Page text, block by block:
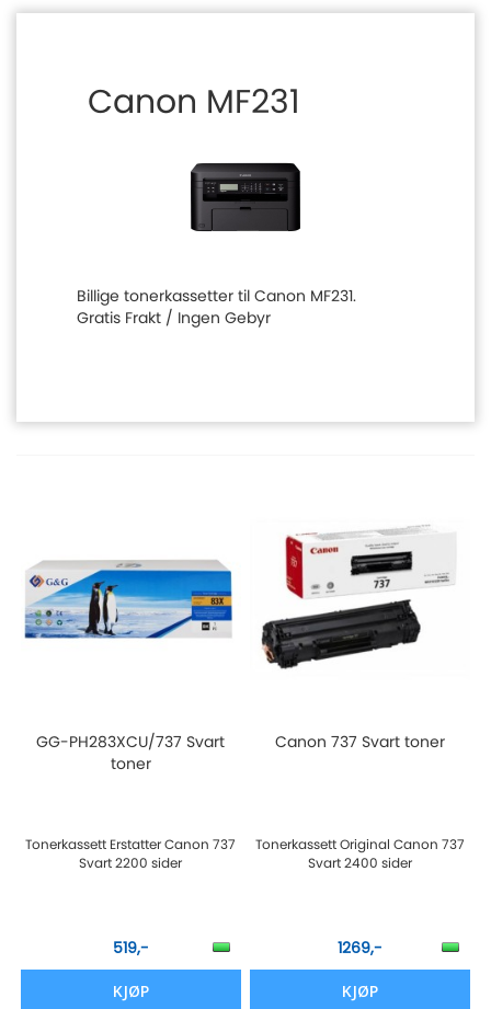
Canon MF231
Billige tonerkassetter til Canon MF231.
Gratis Frakt / Ingen Gebyr
GG-PH283XCU/737 Svart
toner
Tonerkassett Erstatter Canon 737
Svart 2200 sider
519,-
KJØP
Canon 737 Svart toner
Tonerkassett Original Canon 737
Svart 2400 sider
1269,-
KJØP